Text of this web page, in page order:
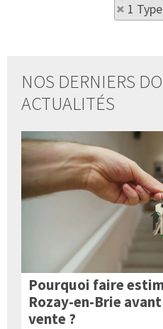
1
NOS DERNIERS
ACTUALITÉS
Pourquoi faire
Rozay-en-Brie
vente ?